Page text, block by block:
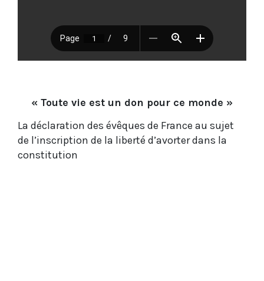
« Toute vie est un don pour ce monde »
La déclaration des évêques de France au sujet
de l’inscription de la liberté d’avorter dans la
constitution